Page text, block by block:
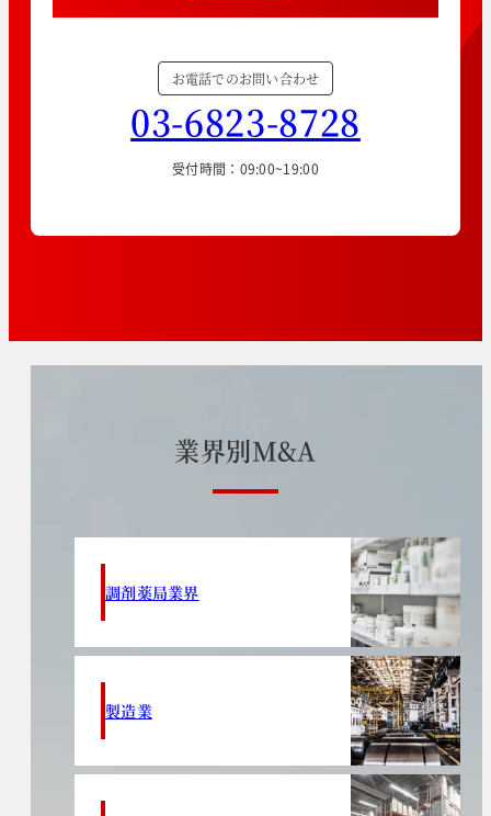
お電話でのお問い合わせ
03-6823-8728
受付時間：09:00~19:00
業界別M&A
調剤薬局業界
製造業